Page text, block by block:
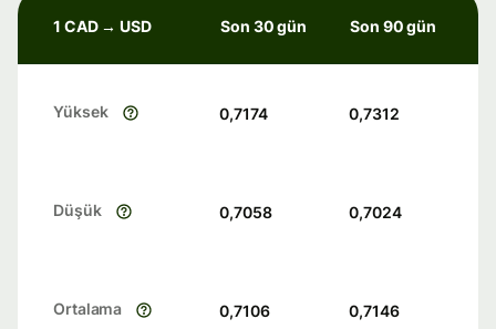
1 CAD → USD Son 30 gün Son 90 gün
Yüksek 0,7174 0,7312
Düşük 0,7058 0,7024
Ortalama 0,7106 0,7146